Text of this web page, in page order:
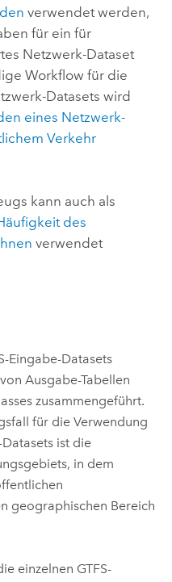
verwendet werden,
für ein für
Netzwerk-Dataset
Workflow für die
Datasets wird
eines Netzwerk-
Verkehr
kann auch als
des
verwendet
Eingabe-Datasets
Ausgabe-Tabellen
zusammengeführt.
für die Verwendung
ist die
in dem
geographischen Bereich
einzelnen GTFS-